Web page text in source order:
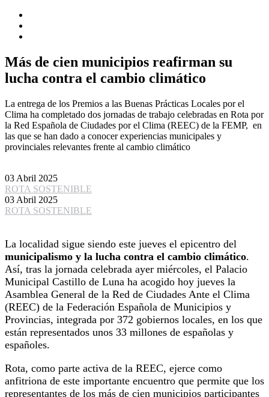
Más de cien municipios reafirman su
lucha contra el cambio climático
La entrega de los Premios a las Buenas Prácticas Locales por el
Clima ha completado dos jornadas de trabajo celebradas en Rota por
la Red Española de Ciudades por el Clima (REEC) de la FEMP, en
las que se han dado a conocer experiencias municipales y
provinciales relevantes frente al cambio climático
03 Abril 2025
ROTA SOSTENIBLE
03 Abril 2025
ROTA SOSTENIBLE
La localidad sigue siendo este jueves el epicentro del
municipalismo y la lucha contra el cambio climático.
Así, tras la jornada celebrada ayer miércoles, el Palacio
Municipal Castillo de Luna ha acogido hoy jueves la
Asamblea General de la Red de Ciudades Ante el Clima
(REEC) de la Federación Española de Municipios y
Provincias, integrada por 372 gobiernos locales, en los que
están representados unos 33 millones de españolas y
españoles.
Rota, como parte activa de la REEC, ejerce como
anfitriona de este importante encuentro que permite que los
representantes de los más de cien municipios participantes